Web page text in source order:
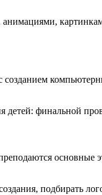
созданием
финальной
основные
подбирать